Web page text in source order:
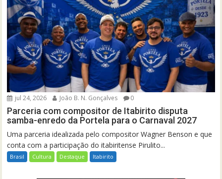
jul 24, 2026 João B. N. Gonçalves 0
Parceria com compositor de Itabirito disputa
samba-enredo da Portela para o Carnaval 2027
Uma parceria idealizada pelo compositor Wagner Benson e que
conta com a participação do itabiritense Pirulito...
Brasil Cultura Destaque Itabirito